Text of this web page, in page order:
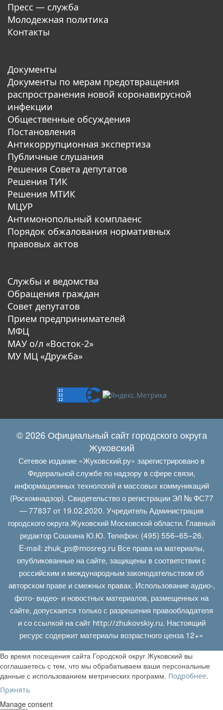
Пресс — служба
Молодежная политика
Контакты
Документы
Документы по мерам предотвращения
распространения новой коронавирусной
инфекции
Общественные обсуждения
Постановления
Антикоррупционная экспертиза
Публичные слушания
Решения Совета депутатов
Решения ТИК
Решения МТИК
МЦУР
Антимонопольный комплаенс
Порядок обжалования нормативных
правовых актов
Службы и ведомства
Обращения граждан
Совет депутатов
Прием предпринимателей
МФЦ
МАУ о/л «Восток-2»
МУ МЦ «Дружба»
© 2026 Официальный сайт городского округа
Жуковский
Сетевое издание «Жуковский.ру» зарегистрировано в
Федеральной службе по надзору в сфере связи,
информационных технологий и массовых коммуникаций
(Роскомнадзор). Свидетельство о регистрации ЭЛ № ФС77
— 77837 от 19.02.2020. Учредитель Администрация
городского округа Жуковский Московской области. Главный
редактор Сошкина Ю.Ю. Телефон: (495) 556–65–26.
E‑mail: zhuk_ps@mosreg.ruВсе права на материалы,
опубликованные на сайте, защищены в соответствии с
российским и международным законодательством об
авторском праве и смежных правах. Использование аудио-,
фото- видео- и новостных материалов, размещенных на
сайте, допускается только с разрешения правообладателя
и со ссылкой на сайт http://zhukovskiy.ru. Настоящий
ресурс содержит материалы возрастного ценза 12+»
Во время посещения сайта Городской округ Жуковский вы
соглашаетесь с тем, что мы обрабатываем ваши персональные
данные с использованием метрических программ. Подробнее.
Принять
Manage consent